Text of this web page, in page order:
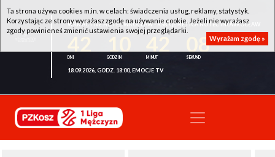
WKK ACTIVE HOTEL WROCŁAW - KSK QEMETICA NOTEĆ INOWROCŁAW
07
18.09.2026, GODZ. 18:00, EMOCJE TV
Ta strona używa cookies m.in. w celach: świadczenia usług, reklamy, statystyk.
Korzystając ze strony wyrażasz zgodę na używanie cookie. Jeżeli nie wyrażasz
zgody powinieneś zmienić ustawienia swojej przeglądarki.
Wyrażam zgodę »